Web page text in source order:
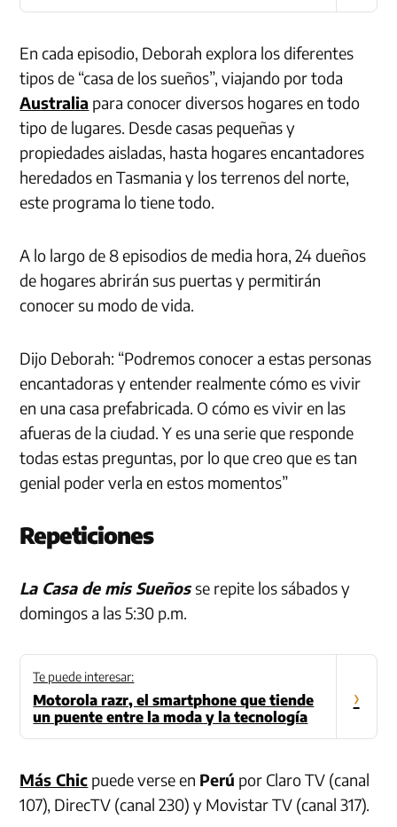
En cada episodio, Deborah explora los diferentes
tipos de “casa de los sueños”, viajando por toda
Australia para conocer diversos hogares en todo
tipo de lugares. Desde casas pequeñas y
propiedades aisladas, hasta hogares encantadores
heredados en Tasmania y los terrenos del norte,
este programa lo tiene todo.
A lo largo de 8 episodios de media hora, 24 dueños
de hogares abrirán sus puertas y permitirán
conocer su modo de vida.
Dijo Deborah: “Podremos conocer a estas personas
encantadoras y entender realmente cómo es vivir
en una casa prefabricada. O cómo es vivir en las
afueras de la ciudad. Y es una serie que responde
todas estas preguntas, por lo que creo que es tan
genial poder verla en estos momentos”
Repeticiones
La Casa de mis Sueñosse repite los sábados y
domingos a las 5:30 p.m.
Te puede interesar:
Motorola razr, el smartphone que tiende
un puente entre la moda y la tecnología
›
Más Chic puede verse en Perú por Claro TV (canal
107), DirecTV (canal 230) y Movistar TV (canal 317).